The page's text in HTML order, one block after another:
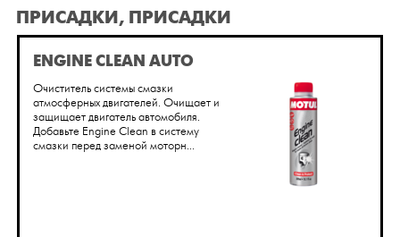
ПРИСАДКИ, ПРИСАДКИ
ENGINE CLEAN AUTO
Очиститель системы смазки
атмосферных двигателей. Очищает и
защищает двигатель автомобиля.
Добавьте Engine Clean в систему
смазки перед заменой моторн...